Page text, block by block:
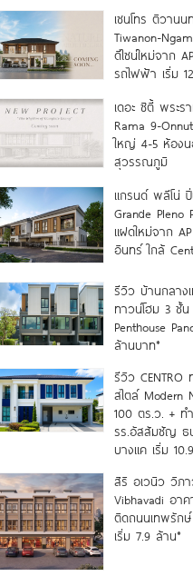
เซนโทร ติวาน
Tiwanon-
ดีไซน์ใหม่จาก
รถไฟฟ้า เริ่ม
เดอะ ซิตี้ พระร
Rama 9-
ใหญ่ 4-5 ห้องน
สุวรรณภูมิ
แกรนด์ พลีโน่
Grande Pleno
แฝดใหม่จาก
อินทร์ ใกล้
รีวิว บ้านกลาง
ทาวน์โฮม 3 ชั้
Penthouse
ล้านบาท*
รีวิว
สไตล์ Modern
100 ตร.ว. + ท
รร.อัสสัมชัญ ธ
บางแค เริ่ม
สิริ อเวนิว วิภา
Vibhavadi อา
ติดถนนเทพรัก
เริ่ม 7.9 ล้าน*